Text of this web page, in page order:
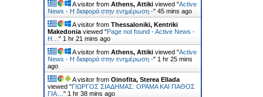
A visitor from Athens, Attiki viewed "Active
News - Η διαφορά στην ενημέρωση -" 45 mins ago
A visitor from Thessaloniki, Kentriki
Makedonia viewed "Page not found - Active News -
Η… " 1 hr 21 mins ago
A visitor from Athens, Attiki viewed "Active
News - Η διαφορά στην ενημέρωση -" 1 hr 25 mins
ago
A visitor from Oinofita, Sterea Ellada
viewed "ΓΙΩΡΓΟΣ ΣΙΑΔΗΜΑΣ: ΟΡΑΜΑ ΚΑΙ ΠΑΘΟΣ
ΓΙΑ… " 1 hr 38 mins ago